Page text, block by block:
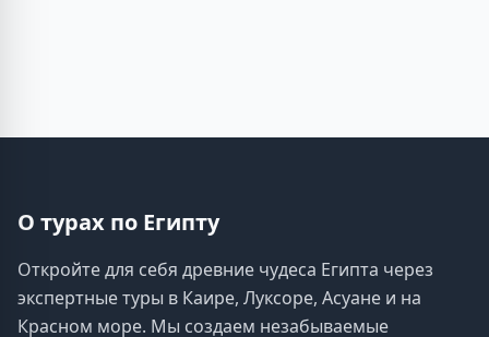
О турах по Египту
Откройте для себя древние чудеса Египта через
экспертные туры в Каире, Луксоре, Асуане и на
Красном море. Мы создаем незабываемые